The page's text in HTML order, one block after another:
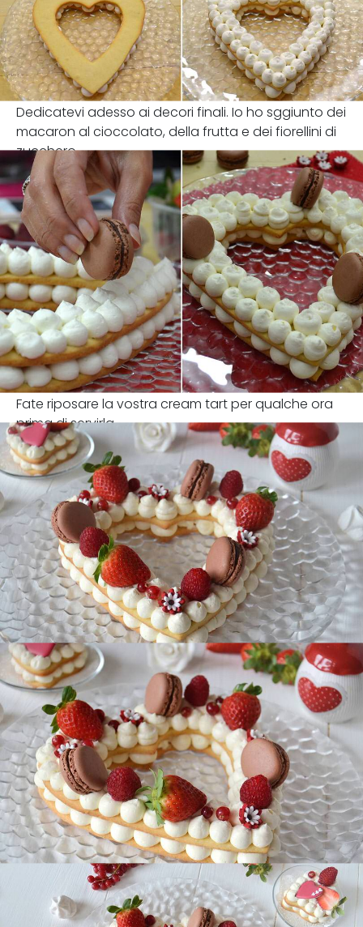
Dedicatevi adesso ai decori finali. Io ho sggiunto dei
macaron al cioccolato, della frutta e dei fiorellini di
zucchero
Fate riposare la vostra cream tart per qualche ora
prima di servirla.